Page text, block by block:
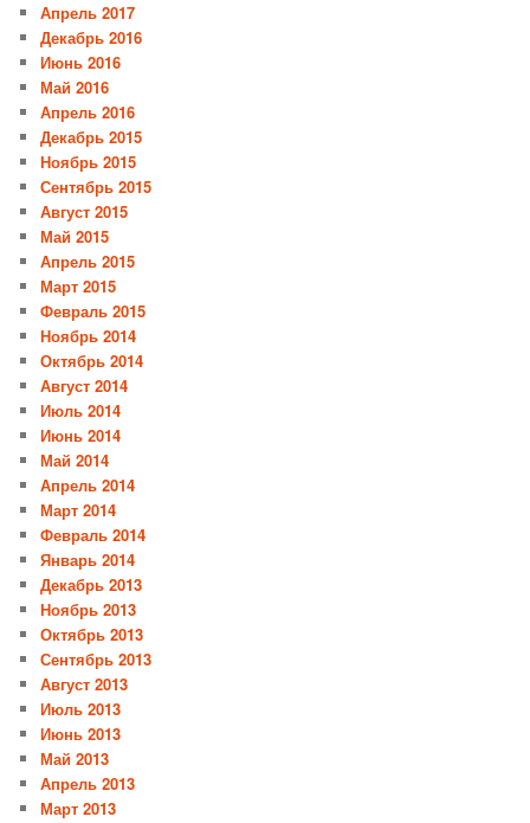
Апрель 2017
Декабрь 2016
Июнь 2016
Май 2016
Апрель 2016
Декабрь 2015
Ноябрь 2015
Сентябрь 2015
Август 2015
Май 2015
Апрель 2015
Март 2015
Февраль 2015
Ноябрь 2014
Октябрь 2014
Август 2014
Июль 2014
Июнь 2014
Май 2014
Апрель 2014
Март 2014
Февраль 2014
Январь 2014
Декабрь 2013
Ноябрь 2013
Октябрь 2013
Сентябрь 2013
Август 2013
Июль 2013
Июнь 2013
Май 2013
Апрель 2013
Март 2013